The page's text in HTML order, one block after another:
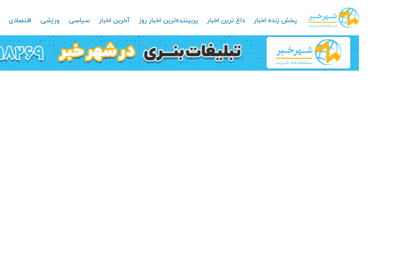
پخش زنده اخبار داغ ترین اخبار پربیننده‌ترین اخبار روز آخرین اخبار سیاسی ورزشی اقتصادی